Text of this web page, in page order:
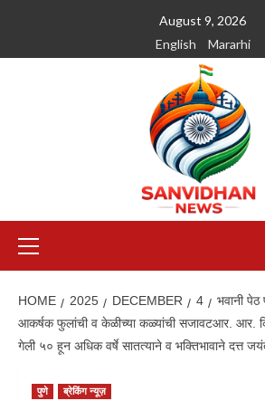
August 9, 2026
English
Mararhi
HOME 2025 DECEMBER 4
भवानी पेठ
आकर्षक फुलांची व केळीच्या कळ्यांची सजावटआर. आर.
गेली ५० हून अधिक वर्षे सातत्याने व भक्तिभावाने दत्त
पुणे ब्रेकिंग न्यूज़